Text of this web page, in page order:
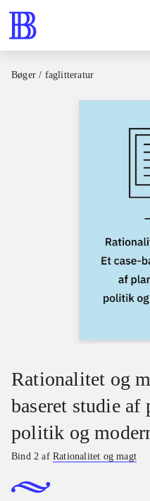
Bøger / faglitteratur
Rationalitet og
baseret studie
politik og
Bind 2 afRationalitet og magt